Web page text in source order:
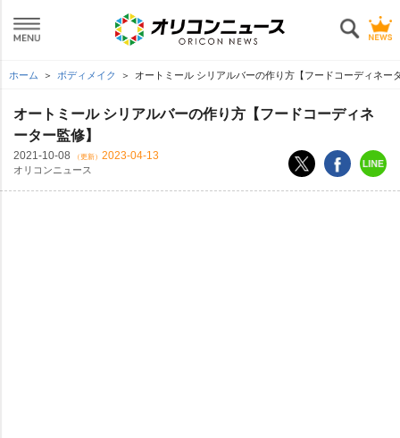
ホーム ボディメイク オートミール シリアルバーの作り方【フードコーディネー
オートミール シリアルバーの作り方【フードコーディネ
ーター監修】
2021-10-08 （更新） 2023-04-13
オリコンニュース